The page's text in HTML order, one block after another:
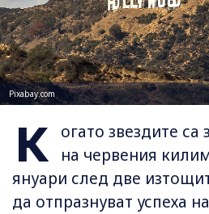
Pixabay.com
К
огато звездите са
на червения
януари след две
да отпразнуват успеха